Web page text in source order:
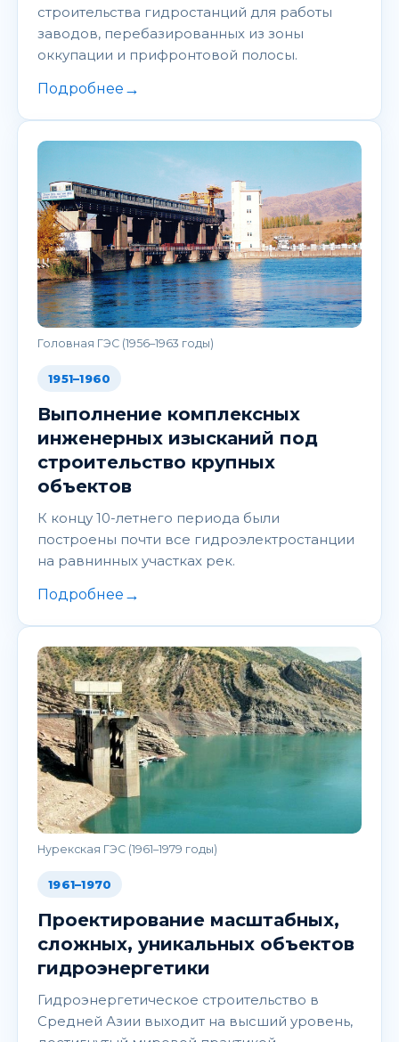
строительства гидростанций для работы
заводов, перебазированных из зоны
оккупации и прифронтовой полосы.
Подробнее →
Головная ГЭС (1956–1963 годы)
1951–1960
Выполнение комплексных
инженерных изысканий под
строительство крупных
объектов
К концу 10-летнего периода были
построены почти все гидроэлектростанции
на равнинных участках рек.
Подробнее →
Нурекская ГЭС (1961–1979 годы)
1961–1970
Проектирование масштабных,
сложных, уникальных объектов
гидроэнергетики
Гидроэнергетическое строительство в
Средней Азии выходит на высший уровень,